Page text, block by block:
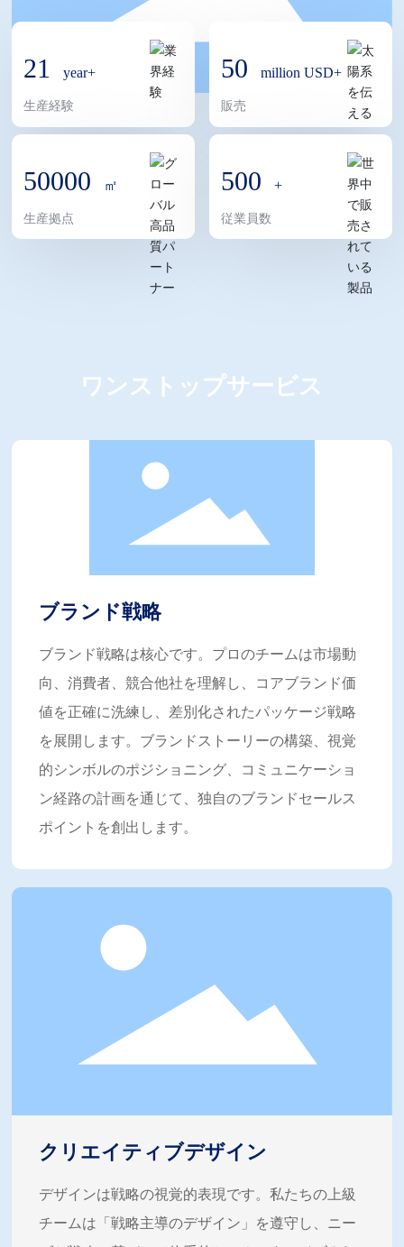
プの年間収益は5000万米ドルに達し、輸出事業は20％を
占めています。サービスネットワークはヨーロッパ、アメ
リカ、カナダ、オーストラリア、ニュージーランド、アラ
ブ首長国連邦、ベトナムなどの市場をカバーしています。
Shuofengグループは、食品・飲料、美容・パーソナルケ
ア、3Cエレクトロニクス、医療・健康、ライトラグジュア
リーギフトなどの業界向けに高級カスタマイズ包装ソリュ
ーションを提供することに注力しています。事業はブティ
ックボックス、カラーボックス、レザーボックス、木製ボ
ックス、本、ハンドバッグ、ラベルなど多様な製品ライン
ザイン、インテリジェント印刷技術、包括的なソリューシ
将来的にShuofengは包装業界の深耕を続け、国際的視野と
先進技術をもって包装業界のアップグレードと変革を推進
し、世界中の顧客により大きな商業的および社会的価値を
21 year+
生産経験
50 million USD+
販売
50000 ㎡
生産拠点
500 +
従業員数
ワンストップサービス
ブランド戦略
ブランド戦略は核心です。プロのチームは市場動
向、消費者、競合他社を理解し、コアブランド価
値を正確に洗練し、差別化されたパッケージ戦略
を展開します。ブランドストーリーの構築、視覚
的シンボルのポジショニング、コミュニケーショ
ン経路の計画を通じて、独自のブランドセールス
ポイントを創出します。
クリエイティブデザイン
デザインは戦略の視覚的表現です。私たちの上級
チームは「戦略主導のデザイン」を遵守し、ニー